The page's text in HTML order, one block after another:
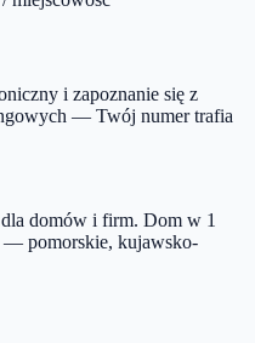
i zapoznanie się z
— Twój numer trafia
domów i firm. Dom w 1
— pomorskie, kujawsko-